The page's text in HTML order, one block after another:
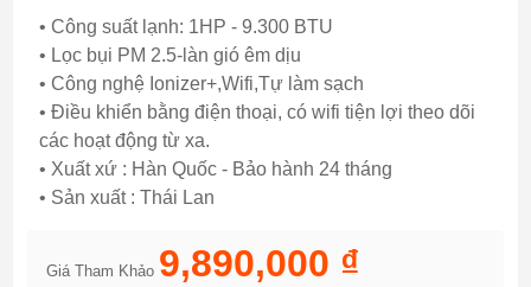
• Công suất lạnh: 1HP - 9.300 BTU
• Lọc bụi PM 2.5-làn gió êm dịu
• Công nghệ Ionizer+,Wifi,Tự làm sạch
• Điều khiển bằng điện thoại, có wifi tiện lợi theo dõi
các hoạt động từ xa.
• Xuất xứ : Hàn Quốc - Bảo hành 24 tháng
• Sản xuất : Thái Lan
Giá Tham Khảo 9,890,000 ₫